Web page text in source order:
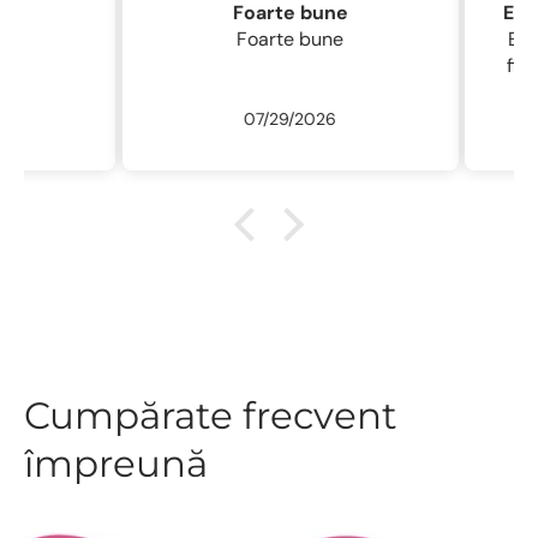
Foarte bune
Foarte bune
07/29/2026
Excelentă
fin ,
Cumpărate frecvent
împreună